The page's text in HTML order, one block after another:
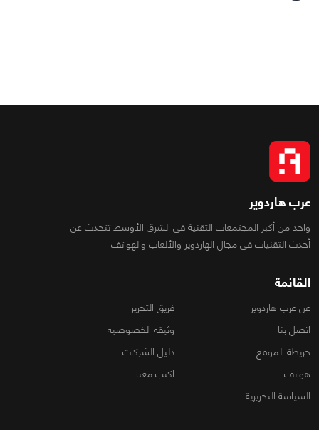
عرب هاردوير
واحد من أكبر المجتمعات التقنية فى الشرق الأوسط تتحدث عن
أحدث التقنيات فى مجال الهاردوير والألعاب والهواتف
القائمة
عن عرب هاردوير
فريق التحرير
اتصل بنا
وثيقة الخصوصية
خريطة الموقع
دليل الشركات
هواتف
اكتب معنا
السياسة التحريرية